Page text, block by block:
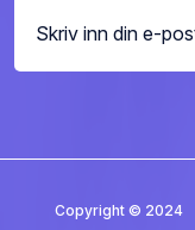
Copyright © 2024